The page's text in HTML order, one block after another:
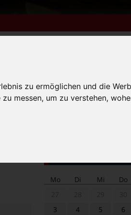
zu ermöglichen und die
messen, um zu verstehen,
Mo Di Mi Do
3
4 5 6